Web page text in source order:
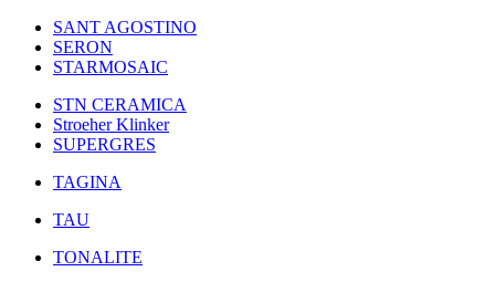
SANT AGOSTINO
SERON
STARMOSAIC
STN CERAMICA
Stroeher Klinker
SUPERGRES
TAGINA
TAU
TONALITE